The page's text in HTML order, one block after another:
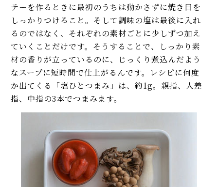
テーを作るときに最初のうちは動かさずに焼き目を
しっかりつけること。そして調味の塩は最後に入れ
るのではなく、それぞれの素材ごとに少しずつ加え
ていくことだけです。そうすることで、しっかり素
材の香りが立っているのに、じっくり煮込んだよう
なスープに短時間で仕上がるんです。レシピに何度
か出てくる「塩ひとつまみ」は、約1g。親指、人差
指、中指の3本でつまみます。